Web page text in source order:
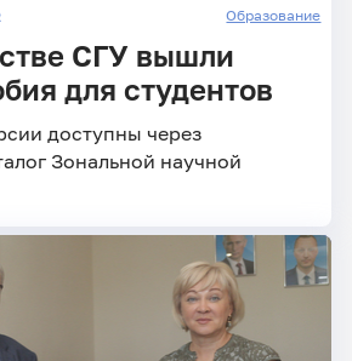
Образование
СГУ вышли
для студентов
доступны через
Зональной научной